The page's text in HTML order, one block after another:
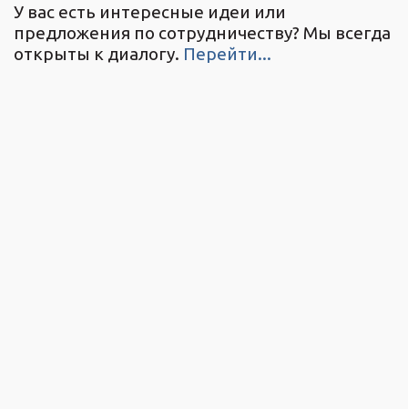
У вас есть интересные идеи или
предложения по сотрудничеству? Мы всегда
открыты к диалогу. Перейти...